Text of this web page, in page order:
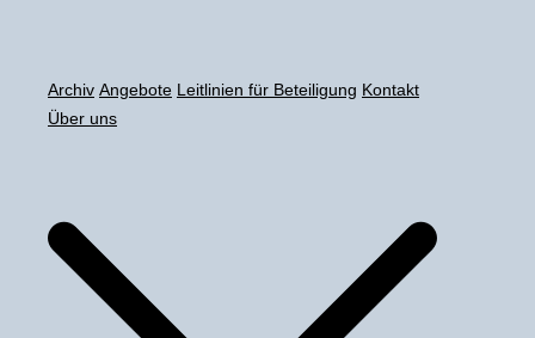
Archiv Angebote Leitlinien für Beteiligung Kontakt
Über uns